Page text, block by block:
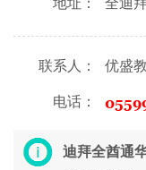
地址： 全迪
联系人： 优盛
电话：
迪拜全酋通